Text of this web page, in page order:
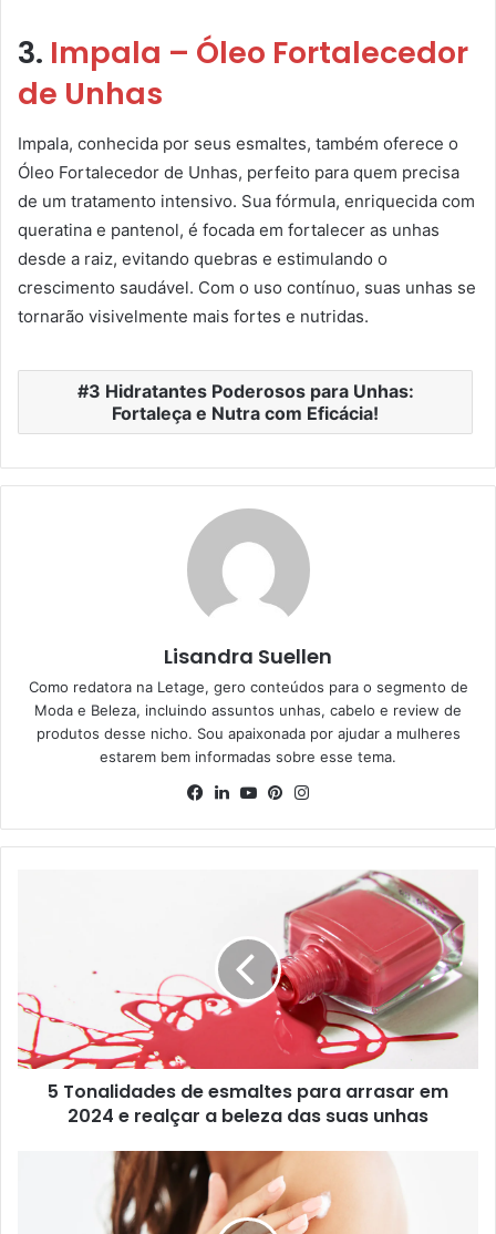
3. Impala – Óleo Fortalecedor
de Unhas
Impala, conhecida por seus esmaltes, também oferece o
Óleo Fortalecedor de Unhas, perfeito para quem precisa
de um tratamento intensivo. Sua fórmula, enriquecida com
queratina e pantenol, é focada em fortalecer as unhas
desde a raiz, evitando quebras e estimulando o
crescimento saudável. Com o uso contínuo, suas unhas se
tornarão visivelmente mais fortes e nutridas.
3 Hidratantes Poderosos para Unhas:
Fortaleça e Nutra com Eficácia!
Lisandra Suellen
Como redatora na Letage, gero conteúdos para o segmento de
Moda e Beleza, incluindo assuntos unhas, cabelo e review de
produtos desse nicho. Sou apaixonada por ajudar a mulheres
estarem bem informadas sobre esse tema.
Facebook
Linkedin
YouTubePinterest
5 Tonalidades de esmaltes para arrasar em
2024 e realçar a beleza das suas unhas